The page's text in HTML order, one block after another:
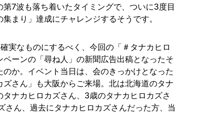
7波も落ち着いたタイミングで、ついに3度目
まり」達成にチャレンジするそうです。
実なものにするべく、今回の「＃タナカヒロ
ーンの「尋ね人」の新聞広告出稿となったそ
か。イベント当日は、会のきっかけとなった
ズさん」も大阪からご来場。北は北海道のタナ
ナカヒロカズさん、3歳のタナカヒロカズさ
さん、過去にタナカヒロカズさんだった方、当